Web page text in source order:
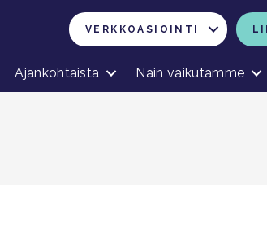
VERKKOASIOINTI
Ajankohtaista Näin vaikutamme